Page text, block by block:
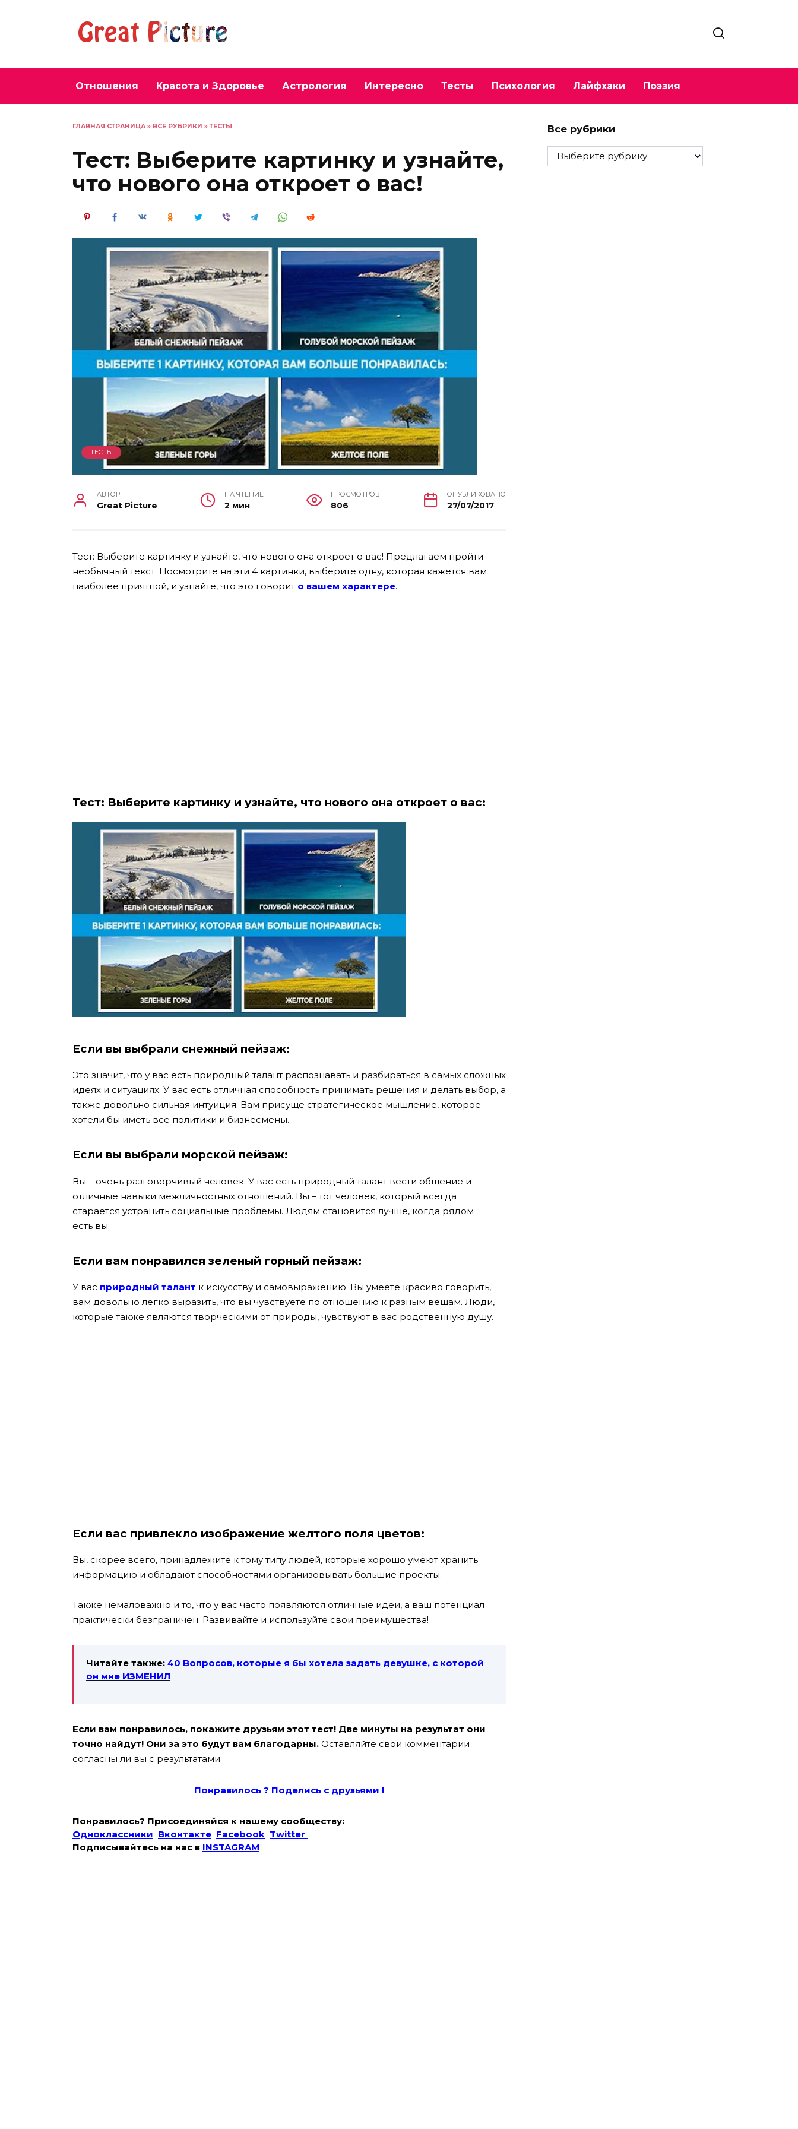
Отношения Красота и Здоровье Астрология Интересно Тесты Психология Лайфхаки Поэзия
ГЛАВНАЯ СТРАНИЦА » ВСЕ РУБРИКИ »ТЕСТЫ
Тест: Выберите картинку и узнайте,
что нового она откроет о вас!
ТЕСТЫ
АВТОР
Great Picture
НА ЧТЕНИЕ
2 мин
ПРОСМОТРОВ
806
ОПУБЛИКОВАНО
27/07/2017
Тест: Выберите картинку и узнайте, что нового она откроет о вас! Предлагаем пройти
необычный текст. Посмотрите на эти 4 картинки, выберите одну, которая кажется вам
наиболее приятной, и узнайте, что это говорит о вашем характере.
Тест: Выберите картинку и узнайте, что нового она откроет о вас:
Если вы выбрали снежный пейзаж:
Это значит, что у вас есть природный талант распознавать и разбираться в самых сложных
идеях и ситуациях. У вас есть отличная способность принимать решения и делать выбор, а
также довольно сильная интуиция. Вам присуще стратегическое мышление, которое
хотели бы иметь все политики и бизнесмены.
Если вы выбрали морской пейзаж:
Вы – очень разговорчивый человек. У вас есть природный талант вести общение и
отличные навыки межличностных отношений. Вы – тот человек, который всегда
старается устранить социальные проблемы. Людям становится лучше, когда рядом
есть вы.
Если вам понравился зеленый горный пейзаж:
У вас природный талант к искусству и самовыражению. Вы умеете красиво говорить,
вам довольно легко выразить, что вы чувствуете по отношению к разным вещам. Люди,
которые также являются творческими от природы, чувствуют в вас родственную душу.
Если вас привлекло изображение желтого поля цветов:
Вы, скорее всего, принадлежите к тому типу людей, которые хорошо умеют хранить
информацию и обладают способностями организовывать большие проекты.
Также немаловажно и то, что у вас часто появляются отличные идеи, а ваш потенциал
практически безграничен. Развивайте и используйте свои преимущества!
Читайте также: 40 Вопросов, которые я бы хотела задать девушке, с которой
он мне ИЗМЕНИЛ
Если вам понравилось, покажите друзьям этот тест! Две минуты на результат они
точно найдут! Они за это будут вам благодарны. Оставляйте свои комментарии
согласны ли вы с результатами.
Понравилось ? Поделись с друзьями !
Понравилось? Присоединяйся к нашему сообществу:
Одноклассники Вконтакте Facebook Twitter
Подписывайтесь на наc в INSTAGRAM
Все рубрики
Все
рубрики